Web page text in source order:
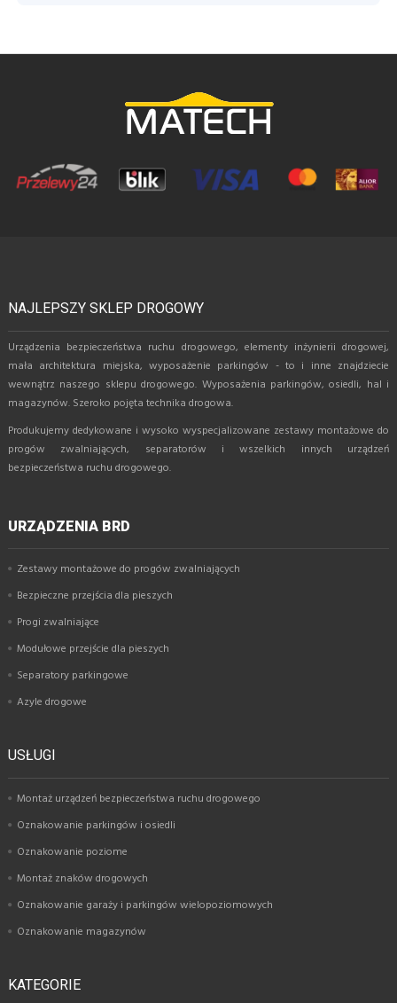
NAJLEPSZY SKLEP DROGOWY
Urządzenia bezpieczeństwa ruchu drogowego, elementy inżynierii drogowej,
mała architektura miejska, wyposażenie parkingów - to i inne znajdziecie
wewnątrz naszego sklepu drogowego. Wyposażenia parkingów, osiedli, hal i
magazynów. Szeroko pojęta technika drogowa.
Produkujemy dedykowane i wysoko wyspecjalizowane zestawy montażowe do
progów zwalniających, separatorów i wszelkich innych urządzeń
bezpieczeństwa ruchu drogowego.
URZĄDZENIA BRD
Zestawy montażowe do progów zwalniających
Bezpieczne przejścia dla pieszych
Progi zwalniające
Modułowe przejście dla pieszych
Separatory parkingowe
Azyle drogowe
USŁUGI
Montaż urządzeń bezpieczeństwa ruchu drogowego
Oznakowanie parkingów i osiedli
Oznakowanie poziome
Montaż znaków drogowych
Oznakowanie garaży i parkingów wielopoziomowych
Oznakowanie magazynów
KATEGORIE